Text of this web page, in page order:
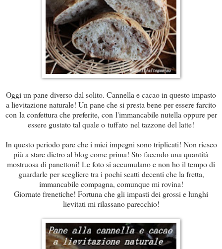
Oggi un pane diverso dal solito. Cannella e cacao in questo impasto
a lievitazione naturale! Un pane che si presta bene per essere farcito
con la confettura che preferite, con l'immancabile nutella oppure per
essere gustato tal quale o tuffato nel tazzone del latte!
In questo periodo pare che i miei impegni sono triplicati! Non riesco
più a stare dietro al blog come prima! Sto facendo una quantità
mostruosa di panettoni! Le foto si accumulano e non ho il tempo di
guardarle per scegliere tra i pochi scatti decenti che la fretta,
immancabile compagna, comunque mi rovina!
Giornate frenetiche! Fortuna che gli impasti dei grossi e lunghi
lievitati mi rilassano parecchio!